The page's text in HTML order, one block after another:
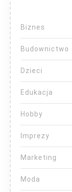
Biznes
Budownictwo
Dzieci
Edukacja
Hobby
Imprezy
Marketing
Moda